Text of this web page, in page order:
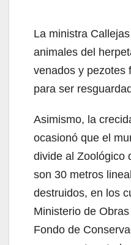
La ministra
animales del
venados y pezotes
para ser
Asimismo, la
ocasionó que el
divide al Zoológico
son 30 metros
destruidos, en los
Ministerio de
Fondo de